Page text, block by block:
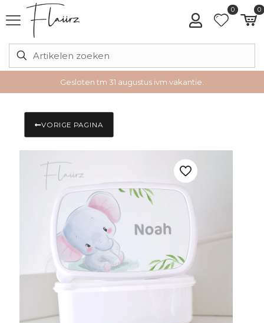
0 0
Gesloten tm 31 augustus ivm vakantie.
VORIGE PAGINA